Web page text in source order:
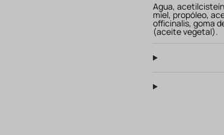
Agua,
miel, propóleo,
officinalis, goma
(aceite vegetal).